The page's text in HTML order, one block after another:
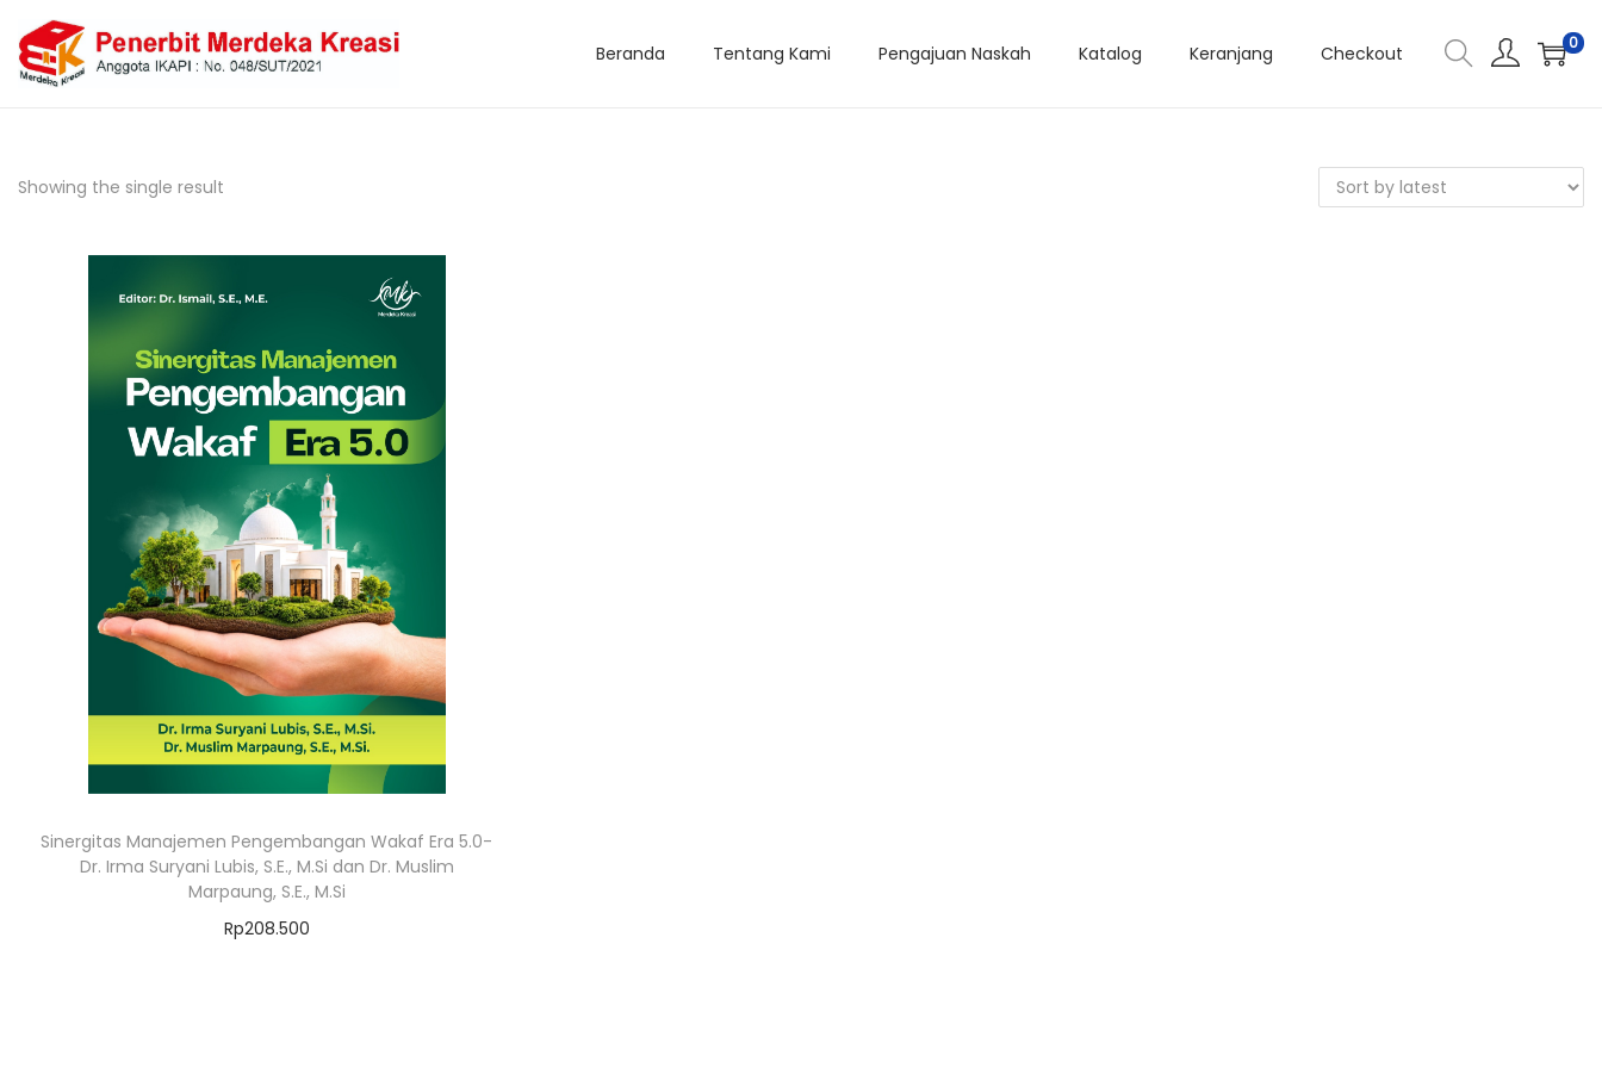
Beranda Tentang Kami Pengajuan Naskah Katalog Keranjang Checkout 0
Showing the single result
Sinergitas Manajemen Pengembangan Wakaf Era 5.0-
Dr. Irma Suryani Lubis, S.E., M.Si dan Dr. Muslim
Marpaung, S.E., M.Si
Rp208.500